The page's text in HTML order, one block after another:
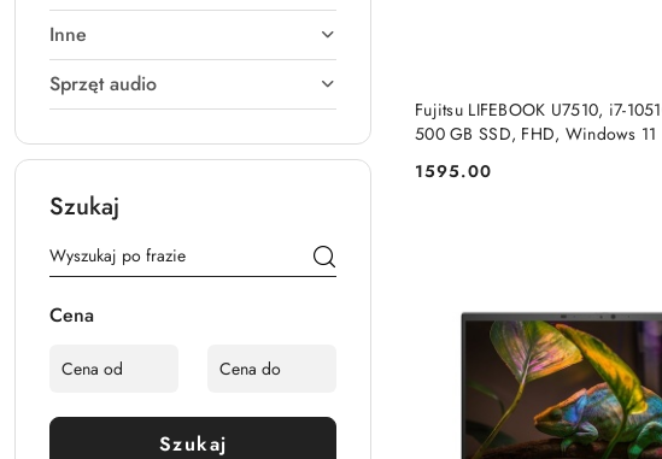
Inne
Sprzęt audio
Szukaj
Cena
Szukaj
Fujitsu LIFEBOOK U7510, i7-
500 GB SSD, FHD, Windows 11
Cena:
1595.00
DO